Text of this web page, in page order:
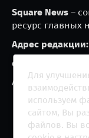
Square News –
ресурс главных
Адрес редакции:
e-mail:
Агрегатор
Для
используем
сайтом, Вы
файлов. Вы